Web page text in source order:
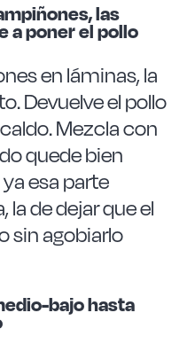
las
a poner el pollo
en láminas, la
Devuelve el pollo
Mezcla con
quede bien
esa parte
la de dejar que el
sin agobiarlo
bajo hasta